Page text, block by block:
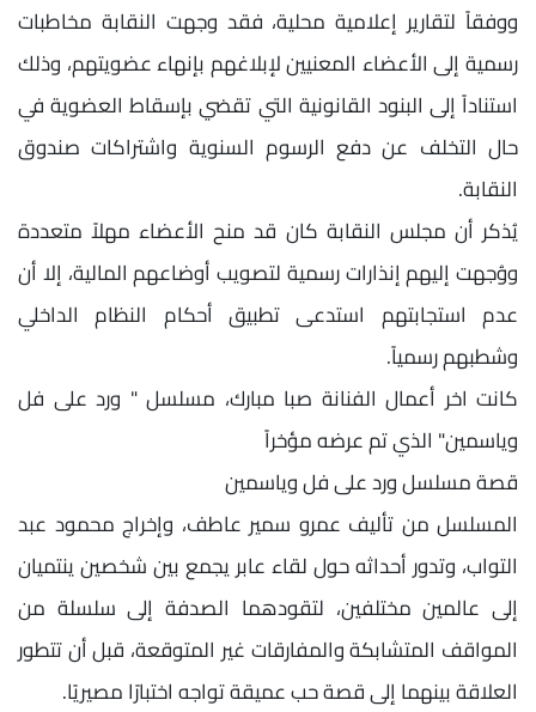
ووفقاً لتقارير إعلامية محلية، فقد وجهت النقابة مخاطبات
رسمية إلى الأعضاء المعنيين لإبلاغهم بإنهاء عضويتهم، وذلك
استناداً إلى البنود القانونية التي تقضي بإسقاط العضوية في
حال التخلف عن دفع الرسوم السنوية واشتراكات صندوق
النقابة.
يُذكر أن مجلس النقابة كان قد منح الأعضاء مهلاً متعددة
ووُجهت إليهم إنذارات رسمية لتصويب أوضاعهم المالية، إلا أن
عدم استجابتهم استدعى تطبيق أحكام النظام الداخلي
وشطبهم رسمياً.
كانت اخر أعمال الفنانة صبا مبارك، مسلسل " ورد على فل
وياسمين" الذي تم عرضه مؤخراً
قصة مسلسل ورد على فل وياسمين
المسلسل من تأليف عمرو سمير عاطف، وإخراج محمود عبد
التواب، وتدور أحداثه حول لقاء عابر يجمع بين شخصين ينتميان
إلى عالمين مختلفين، لتقودهما الصدفة إلى سلسلة من
المواقف المتشابكة والمفارقات غير المتوقعة، قبل أن تتطور
العلاقة بينهما إلى قصة حب عميقة تواجه اختبارًا مصيريًا.